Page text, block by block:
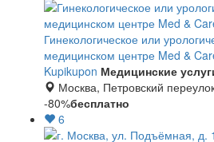
Гинекологическое или
медицинском центре Med &
Kupikupon Медицинские
Москва, Петровский
-80%бесплатно
6